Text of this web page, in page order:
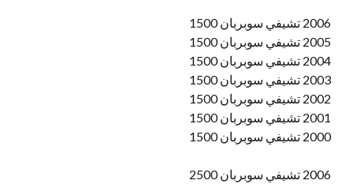
2006 تشيفي سوبربان 1500
2005 تشيفي سوبربان 1500
2004 تشيفي سوبربان 1500
2003 تشيفي سوبربان 1500
2002 تشيفي سوبربان 1500
2001 تشيفي سوبربان 1500
2000 تشيفي سوبربان 1500
2006 تشيفي سوبربان 2500